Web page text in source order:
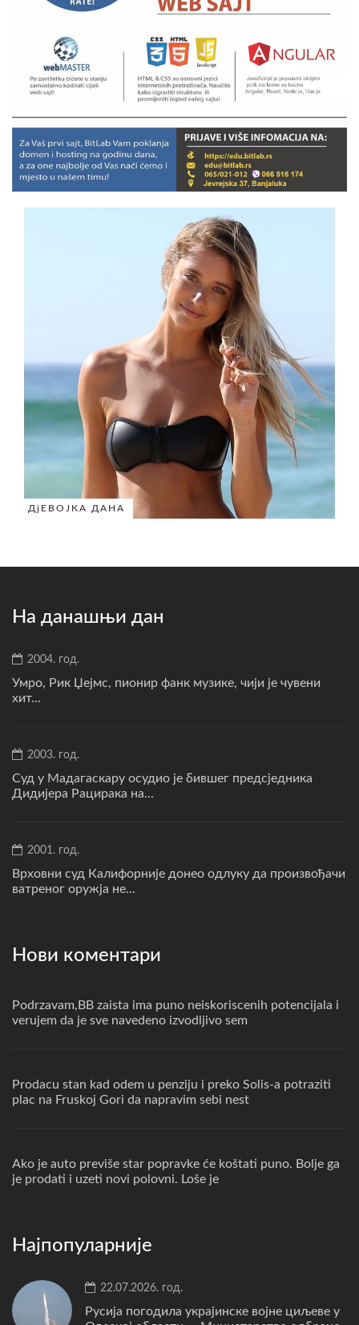
ДјЕВОЈКА ДАНА
На данашњи дан
2004. год.
Умро, Рик Џејмс, пионир фанк музике, чији је чувени
хит...
2003. год.
Суд у Мадагаскару осудио је бившег предсједника
Дидијера Рацирака на...
2001. год.
Врховни суд Калифорније донео одлуку да произвођачи
ватреног оружја не...
Нови коментари
Podrzavam,BB zaista ima puno neiskoriscenih potencijala i
verujem da je sve navedeno izvodljivo sem
Prodacu stan kad odem u penziju i preko Solis-a potraziti
plac na Fruskoj Gori da napravim sebi nest
Ako je auto previše star popravke će koštati puno. Bolje ga
je prodati i uzeti novi polovni. Loše je
Најпопуларније
22.07.2026. год.
Русија погодила украјинске војне циљеве у